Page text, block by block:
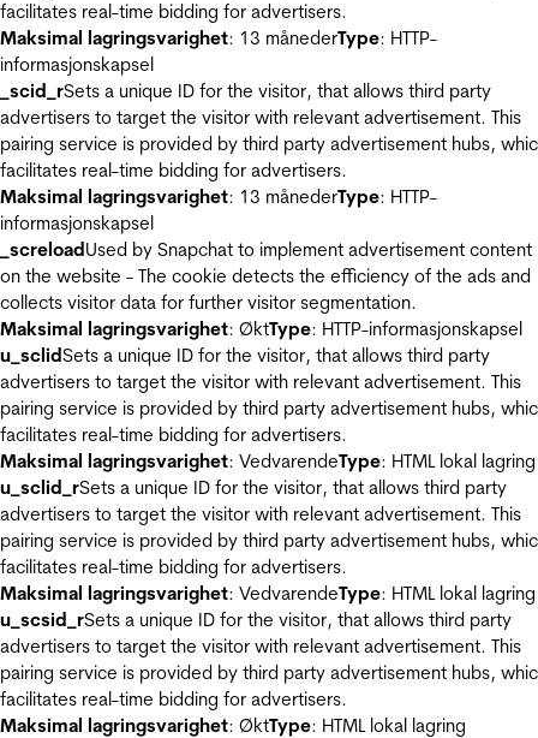
facilitates real-time bidding for advertisers.
Maksimal lagringsvarighet: 13 månederType: HTTP-
informasjonskapsel
_scid_rSets a unique ID for the visitor, that allows third party
advertisers to target the visitor with relevant advertisement. This
pairing service is provided by third party advertisement hubs,
facilitates real-time bidding for advertisers.
Maksimal lagringsvarighet: 13 månederType: HTTP-
informasjonskapsel
_screloadUsed by Snapchat to implement advertisement content
on the website - The cookie detects the efficiency of the ads and
collects visitor data for further visitor segmentation.
Maksimal lagringsvarighet: ØktType: HTTP-informasjonskapsel
u_sclidSets a unique ID for the visitor, that allows third party
advertisers to target the visitor with relevant advertisement. This
pairing service is provided by third party advertisement hubs,
facilitates real-time bidding for advertisers.
Maksimal lagringsvarighet: VedvarendeType: HTML lokal lagring
u_sclid_rSets a unique ID for the visitor, that allows third party
advertisers to target the visitor with relevant advertisement. This
pairing service is provided by third party advertisement hubs,
facilitates real-time bidding for advertisers.
Maksimal lagringsvarighet: VedvarendeType: HTML lokal lagring
u_scsid_rSets a unique ID for the visitor, that allows third party
advertisers to target the visitor with relevant advertisement. This
pairing service is provided by third party advertisement hubs,
facilitates real-time bidding for advertisers.
Maksimal lagringsvarighet: ØktType: HTML lokal lagring